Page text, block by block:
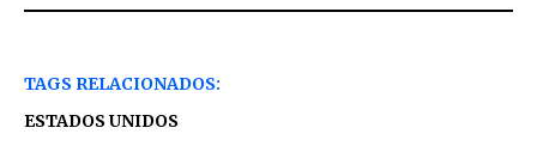
TAGS RELACIONADOS:
ESTADOS UNIDOS